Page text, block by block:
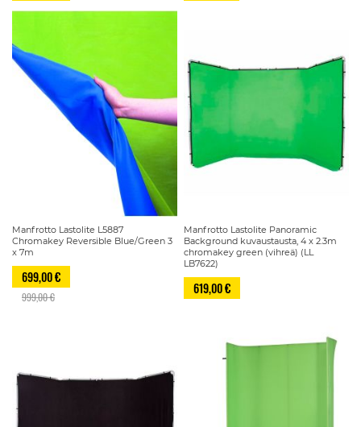
Manfrotto Lastolite L5887
Chromakey Reversible Blue/Green 3
x 7m
699,00 €
999,00 €
Manfrotto Lastolite Panoramic
Background kuvaustausta, 4 x 2.3m
chromakey green (vihreä) (LL
LB7622)
619,00 €